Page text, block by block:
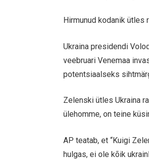
Hirmunud kodanik
Ukraina presidendi
veebruari Venemaa
potentsiaalseks
Zelenski ütles Ukraina
ülehomme, on teine
AP teatab, et “Kuigi
hulgas, ei ole kõik